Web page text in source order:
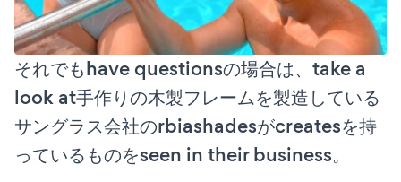
それでもhave questionsの場合は、take a
look at手作りの木製フレームを製造している
サングラス会社のrbiashadesがcreatesを持
っているものをseen in their business。